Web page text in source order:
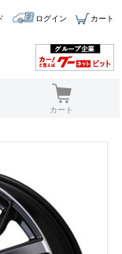
ログイン カート
カート